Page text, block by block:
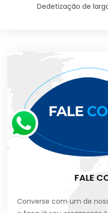
Dedetização de
FALE
Converse com um de